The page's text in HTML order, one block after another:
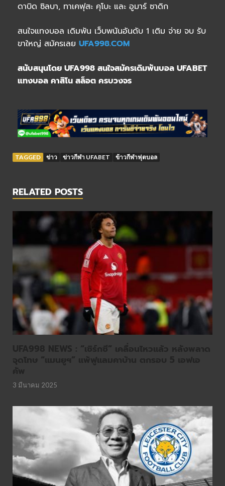
ดาบิด ซิลบา, ทาเคฟุสะ คุโบะ และ อูมาร์ ซาดิก
สนใจแทงบอล เดิมพัน เว็บพนันอันดับ 1 เติม จ่าย จบ รับ
ขาใหญ่ สมัครเลย UFA998.COM
สนับสนุนโดย UFA998 สนใจสมัครเดิมพันบอล UFABET
แทงบอล คาสิโน สล็อต ครบวงจร
TAGGED ข่าว ข่าวกีฬา UFABET ข้าวกีฬาฟุตบอล
RELATED POSTS
3 มีนาคม 2025